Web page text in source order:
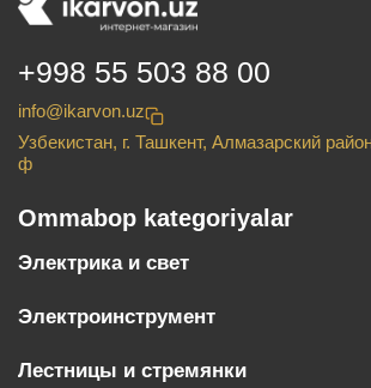
+998 55 503 88 00
info@ikarvon.uz
Узбекистан, г. Ташкент, Алмазарский
ф
Ommabop kategoriyalar
Электрика и свет
Электроинструмент
Лестницы и стремянки